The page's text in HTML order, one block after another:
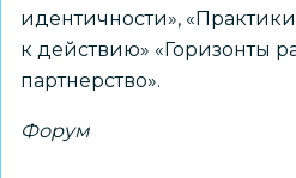
идентичности»,
к действию» «Горизонты
партнерство».
Форум